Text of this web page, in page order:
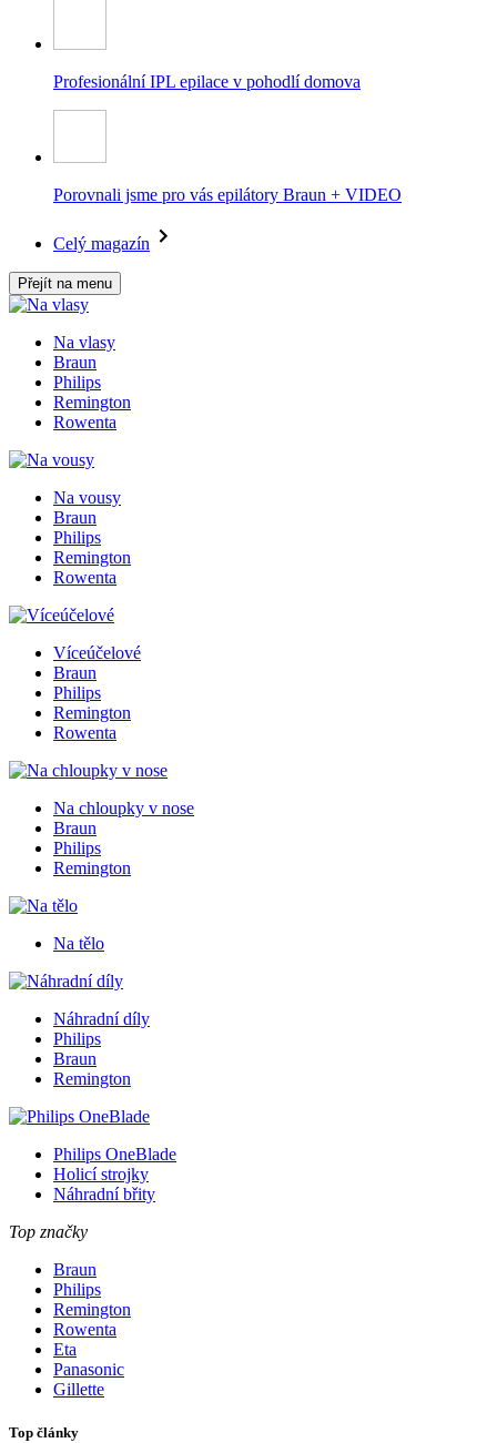
Profesionální IPL epilace v pohodlí domova
Porovnali jsme pro vás epilátory Braun + VIDEO
Celý magazín
Přejít na menu
Na vlasy
Braun
Philips
Remington
Rowenta
Na vousy
Braun
Philips
Remington
Rowenta
Víceúčelové
Braun
Philips
Remington
Rowenta
Na chloupky v nose
Braun
Philips
Remington
Na tělo
Náhradní díly
Philips
Braun
Remington
Philips OneBlade
Holicí strojky
Náhradní břity
Top značky
Braun
Philips
Remington
Rowenta
Eta
Panasonic
Gillette
Top články